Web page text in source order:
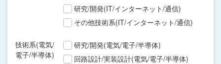
研究/開発(IT/インターネット/通信)
その他技術系(IT/インターネット/通信)
技術系(電気/
電子/半導体)
研究/開発(電気/電子/半導体)
回路設計/実装設計(電気/電子/半導体)